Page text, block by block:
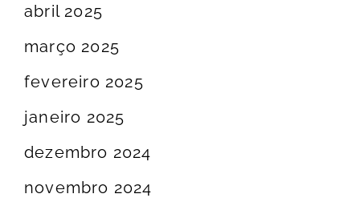
abril 2025
março 2025
fevereiro 2025
janeiro 2025
dezembro 2024
novembro 2024